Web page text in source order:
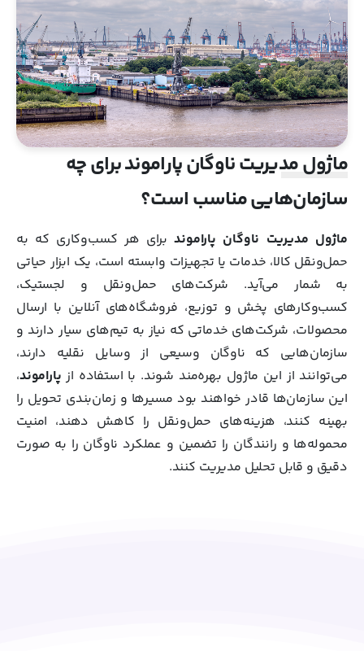
ماژول مدیریت ناوگان پاراموند برای چه
سازمان‌هایی مناسب است؟
ماژول مدیریت ناوگان پاراموندبرای هر کسب‌وکاری که به
حمل‌ونقل کالا، خدمات یا تجهیزات وابسته است، یک ابزار حیاتی
به شمار می‌آید. شرکت‌های حمل‌ونقل و لجستیک،
کسب‌وکارهای پخش و توزیع، فروشگاه‌های آنلاین با ارسال
محصولات، شرکت‌های خدماتی که نیاز به تیم‌های سیار دارند و
سازمان‌هایی که ناوگان وسیعی از وسایل نقلیه دارند،
می‌توانند از این ماژول بهره‌مند شوند. با استفاده از پاراموند،
این سازمان‌ها قادر خواهند بود مسیرها و زمان‌بندی تحویل را
بهینه کنند، هزینه‌های حمل‌ونقل را کاهش دهند، امنیت
محموله‌ها و رانندگان را تضمین و عملکرد ناوگان را به صورت
دقیق و قابل تحلیل مدیریت کنند.